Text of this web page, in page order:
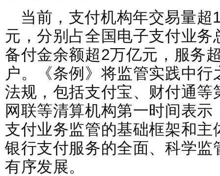
当前，支付机构年交易量
元，分别占全国电子支付业
备付金余额超2万亿元，服务
户。《条例》将监管实践中
法规，包括支付宝、财付通
网联等清算机构第一时间表
支付业务监管的基础框架和
银行支付服务的全面、科学
有序发展。